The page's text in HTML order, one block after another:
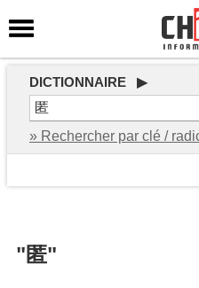
DICTIONNAIRE ▶
» Rechercher par clé /
"匿"